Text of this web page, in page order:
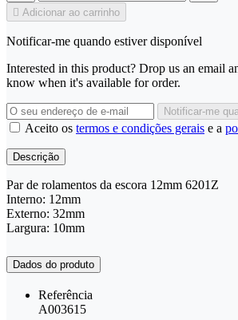
 Adicionar ao carrinho
Notificar-me quando estiver disponível
Interested in this product? Drop us an email
know when it's available for order.
Notificar-me
Aceito os termos e condições gerais e a
Descrição
Par de rolamentos da escora 12mm 6201Z
Interno: 12mm
Externo: 32mm
Largura: 10mm
Dados do produto
Referência
A003615